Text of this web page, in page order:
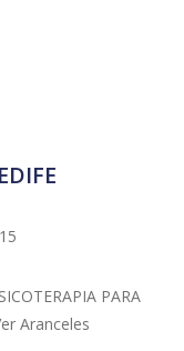
PARA
Aranceles